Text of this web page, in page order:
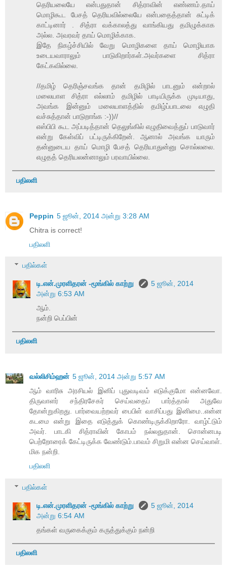
தெரியலையே என்பதுதான் சித்ராவின் எண்ணம்.தாய்
மொழிகூட பேசத் தெரியவில்லையே என்பதைத்தான் சுட்டிக்
காட்டினார் . சித்ரா வக்காலத்து வாங்கியது தமிழுக்காக
அல்ல. அவரவர் தாய் மொழிக்காக.
இதே நிகழ்ச்சியில் வேறு மொழிகளை தாய் மொழியாக
உடையவாராலும் பாடுகிறார்கள்.அவர்களை சித்ரா
கேட்கவில்லை.
//தமிழ் தெரிஞ்சவங்க தான் தமிழில் பாடனும் என்றால்
மலையாள சித்ரா எல்லாம் தமிழில் பாடியிருக்க முடியாது,
அவங்க இன்னும் மலையாளத்தில் தமிழ்ப்பாடலை எழுதி
வச்சுத்தான் பாடுறாங்க :-))//
எஸ்பிபி கூட அப்படித்தான் தெலுங்கில் எழுதிவைத்துப் பாடுவார்
என்று கேள்விப் பட்டிருக்கிறேன். ஆனால் அவங்க யாரும்
தன்னுடைய தாய் மொழி பேசத் தெரியாதுன்னு சொல்லலை.
எழுதத் தெரியலன்னாலும் பரவாயில்லை.
பதிலளி
Peppin 5 ஜூன், 2014 அன்று 3:28 AM
Chitra is correct!
பதிலளி
பதில்கள்
டி.என்.முரளிதரன் -மூங்கில் காற்று
5 ஜூன், 2014
அன்று 6:53 AM
ஆம்.
நன்றி பெப்பின்
பதிலளி
வல்லிசிம்ஹன் 5 ஜூன், 2014 அன்று 5:57 AM
ஆம் வாரிசு அரசியல் இனிப் புதுவடிவம் எடுக்குமோ என்னவோ.
திருவாளர் சந்திரசேகர் செய்வதைப் பார்த்தால் அதுவே
தோன்றுகிறது. பார்வையற்றவர் பைபிள் வாசிப்பது இனிமை..என்ன
கடமை என்று இதை எடுத்துக் கொண்டிருக்கிறாரோ. வாழ்ட்டும்
அவர். பாடகி சித்ராவின் கோபம் நல்லதுதான். சொன்னபடி
பெற்றோரைக் கேட்டிருக்க வேண்டும்.பாவம் சிறுமி என்ன செய்வாள்.
மிக நன்றி.
பதிலளி
பதில்கள்
டி.என்.முரளிதரன் -மூங்கில் காற்று
5 ஜூன், 2014
அன்று 6:54 AM
தங்கள் வருகைக்கும் கருத்துக்கும் நன்றி
பதிலளி